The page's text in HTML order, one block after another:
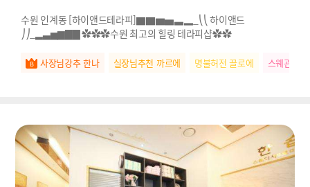
수원 인계동 [하이앤드테라피]▇▇▆▅▃▂_⎝⎝ 하이앤드
⎠⎠_▂▃▅▆▇▇ ✿✿✿수원 최고의 힐링 테라피샵✿✿
사장님강추 한나 실장님추천 까르에 명불허전 끌로에 스웨관리